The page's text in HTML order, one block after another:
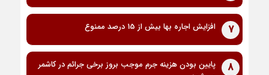
7 افزایش اجاره بها بیش از 15 درصد ممنوع
8
پایین بودن هزینه جرم موجب بروز برخی جرائم در کاشمر